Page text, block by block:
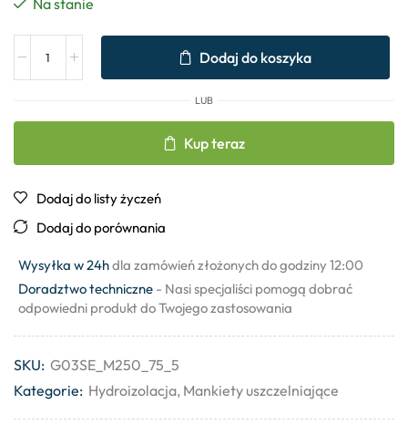
Dodaj do koszyka
LUB
Kup teraz
Dodaj do listy życzeń
Dodaj do porównania
Wysyłka w 24hdla zamówień złożonych do godziny 12:00
Doradztwo techniczne - Nasi specjaliści pomogą dobrać
odpowiedni produkt do Twojego zastosowania
SKU: G03SE_M250_75_5
Kategorie: Hydroizolacja, Mankiety uszczelniające